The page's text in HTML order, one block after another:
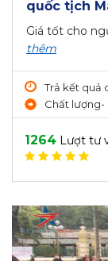
quốc tịch
Giá tốt cho
thêm
Trả kết quả
Chất lượng-
1264 Lượt tư